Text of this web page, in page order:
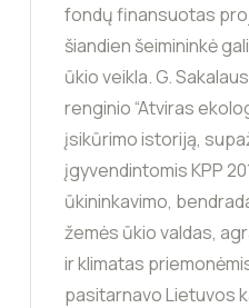
fondų finansuotas
šiandien šeimininkė
ūkio veikla. G.
renginio “Atviras
įsikūrimo istoriją,
įgyvendintomis KPP
ūkininkavimo,
žemės ūkio valdas,
ir klimatas
pasitarnavo Lietuvos